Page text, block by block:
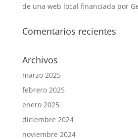
de una web local financiada por
Comentarios recientes
Archivos
marzo 2025
febrero 2025
enero 2025
diciembre 2024
noviembre 2024